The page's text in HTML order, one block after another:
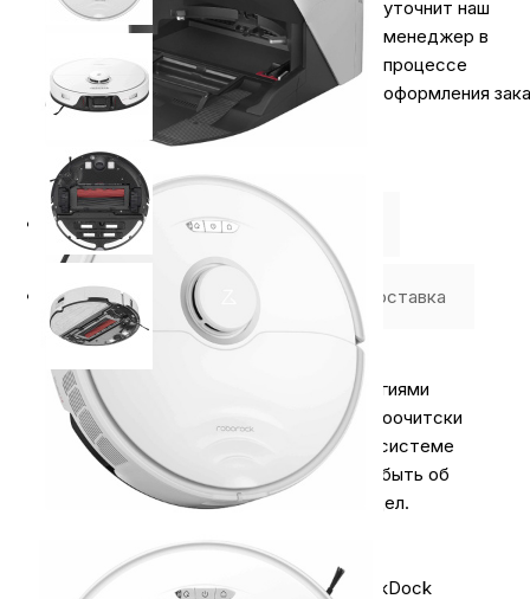
уточнит наш
менеджер в
процессе
оформления
Описание ⭐️ Отзывы о нас ⭐️
Где купить Доставка
Забудьте об уборке с новыми технологиями
Благодаря универсальной станции самоочитски
RockDock, двойной щетке DuoRoller и системе
влажной уборки VibraRise 2.0 можно забыть об
уборке, освободив время для других дел.
Максимальное удобство
Улучшенная станция самоочистки RockDock